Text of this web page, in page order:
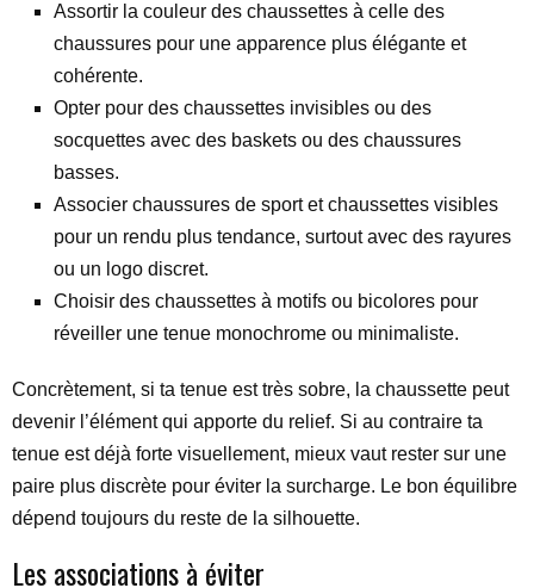
Assortir la couleur des chaussettes à celle des
chaussures pour une apparence plus élégante et
cohérente.
Opter pour des chaussettes invisibles ou des
socquettes avec des baskets ou des chaussures
basses.
Associer chaussures de sport et chaussettes visibles
pour un rendu plus tendance, surtout avec des rayures
ou un logo discret.
Choisir des chaussettes à motifs ou bicolores pour
réveiller une tenue monochrome ou minimaliste.
Concrètement, si ta tenue est très sobre, la chaussette peut
devenir l’élément qui apporte du relief. Si au contraire ta
tenue est déjà forte visuellement, mieux vaut rester sur une
paire plus discrète pour éviter la surcharge. Le bon équilibre
dépend toujours du reste de la silhouette.
Les associations à éviter